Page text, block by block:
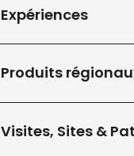
Expériences
Produits
Visites, Sites &